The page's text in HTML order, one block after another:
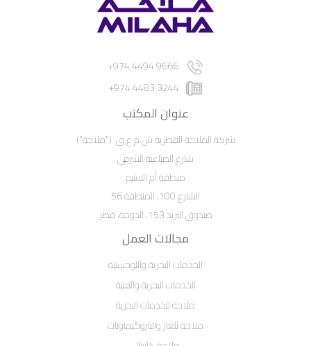
9666 4494 974+
3244 4483 974+
عنوان المكتب
شركة الملاحة القطرية ش.م.ع.ق. ("ملاحة")
شارع الصناعية الشرقي
منطقة أم السنيم
الشارع 100، المنطقة 56
صندوق البريد 153، الدوحة، قطر
مجالات العمل
الخدمات البحرية واللوجستية
الخدمات البحرية والفنية
ملاحة للخدمات البحرية
ملاحة للغاز والبتروكيماويات